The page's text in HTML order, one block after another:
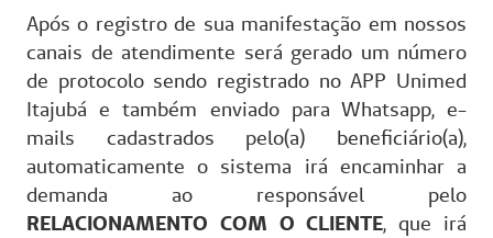
Após o registro de sua manifestação em nossos
canais de atendimente será gerado um número
de protocolo sendo registrado no APP Unimed
Itajubá e também enviado para Whatsapp, e-
mails cadastrados pelo(a) beneficiário(a),
automaticamente o sistema irá encaminhar a
demanda ao responsável pelo
RELACIONAMENTO COM O CLIENTE, que irá